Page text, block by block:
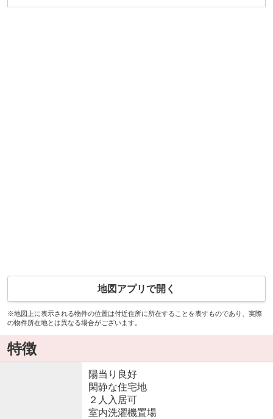
地図アプリで開く
※地図上に表示される物件の位置は付近住所に所在することを表すものであり、実際
の物件所在地とは異なる場合がございます。
特徴
陽当り良好
閑静な住宅地
２人入居可
室内洗濯機置場